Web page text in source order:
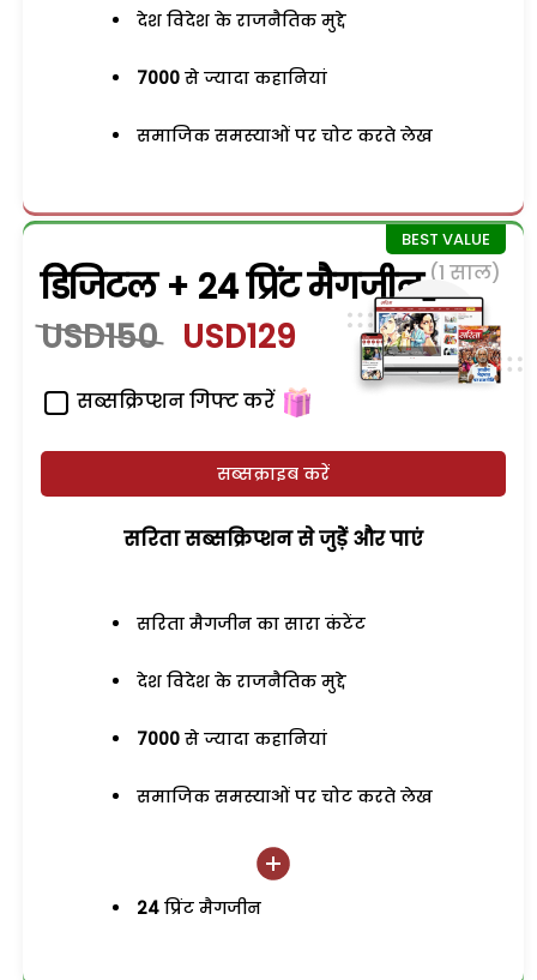
देश विदेश के राजनैतिक मुद्दे
7000 से ज्यादा कहानियां
समाजिक समस्याओं पर चोट करते लेख
डिजिटल + 24 प्रिंट मैगजीन (1 साल)
USD150 USD129
सब्सक्रिप्शन गिफ्ट करें
सब्सक्राइब करें
सरिता सब्सक्रिप्शन से जुड़ेें और पाएं
सरिता मैगजीन का सारा कंटेंट
देश विदेश के राजनैतिक मुद्दे
7000 से ज्यादा कहानियां
समाजिक समस्याओं पर चोट करते लेख
24 प्रिंट मैगजीन